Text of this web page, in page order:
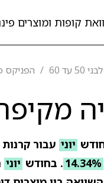
קופות ומוצרים
עד 60 הפניקס
-
יוני עבור
14.34% . בחודש יוני